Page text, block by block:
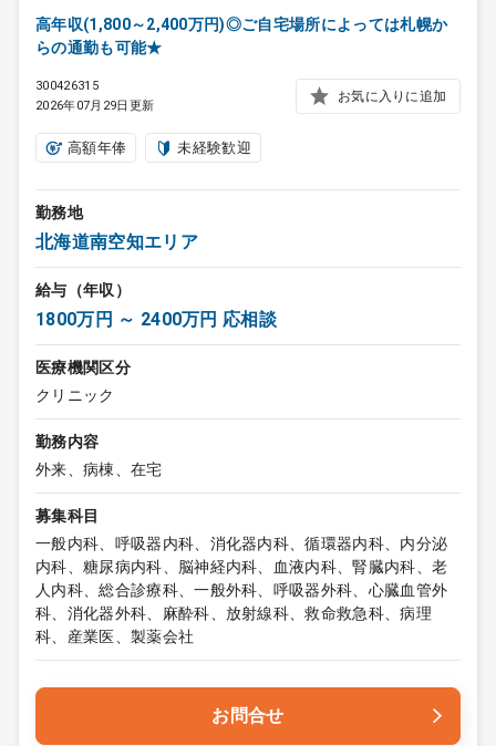
高年収(1,800～2,400万円)◎ご自宅場所によっては札幌か
らの通勤も可能★
300426315
2026年07月29日更新
お気に入りに追加
高額年俸 未経験歓迎
勤務地
北海道南空知エリア
給与（年収）
1800万円 ～ 2400万円 応相談
医療機関区分
クリニック
勤務内容
外来、病棟、在宅
募集科目
一般内科、呼吸器内科、消化器内科、循環器内科、内分泌
内科、糖尿病内科、脳神経内科、血液内科、腎臓内科、老
人内科、総合診療科、一般外科、呼吸器外科、心臓血管外
科、消化器外科、麻酔科、放射線科、救命救急科、病理
科、産業医、製薬会社
お問合せ